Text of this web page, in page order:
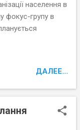
населення в
фокус-групу в
ДАЛЕЕ...